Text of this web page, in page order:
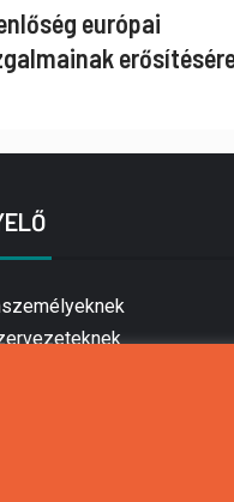
európai